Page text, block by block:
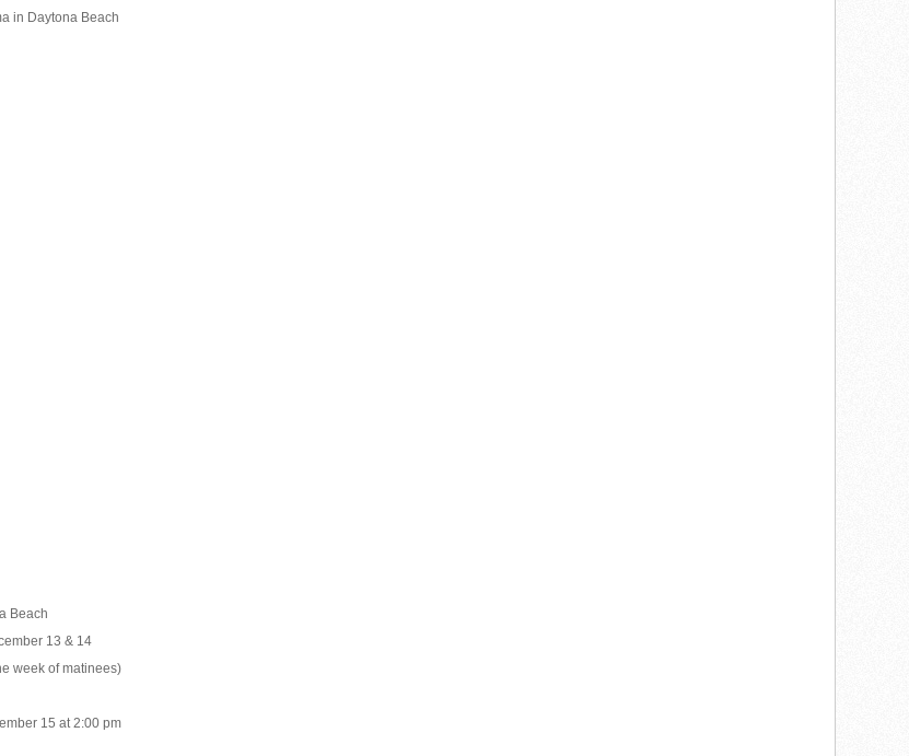
in Daytona Beach
Beach
13 & 14
week of matinees)
15 at 2:00 pm